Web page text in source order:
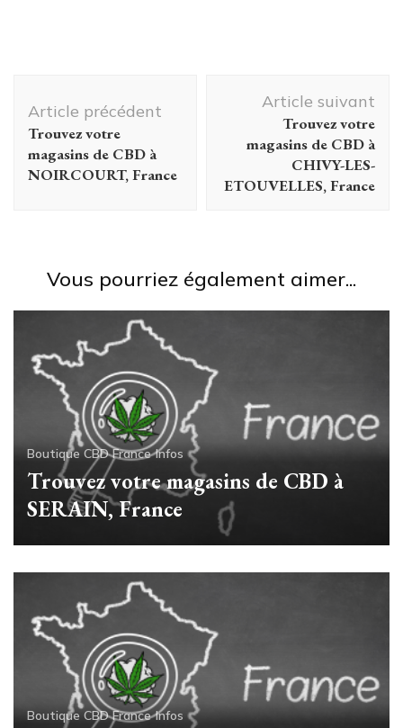
d'article
Article précédent
Trouvez votre
magasins de CBD à
NOIRCOURT, France
Article suivant
Trouvez votre
magasins de CBD à
CHIVY-LES-
ETOUVELLES, France
Vous pourriez également aimer...
Boutique CBD France Infos
Trouvez votre magasins de CBD à
SERAIN, France
Boutique CBD France Infos